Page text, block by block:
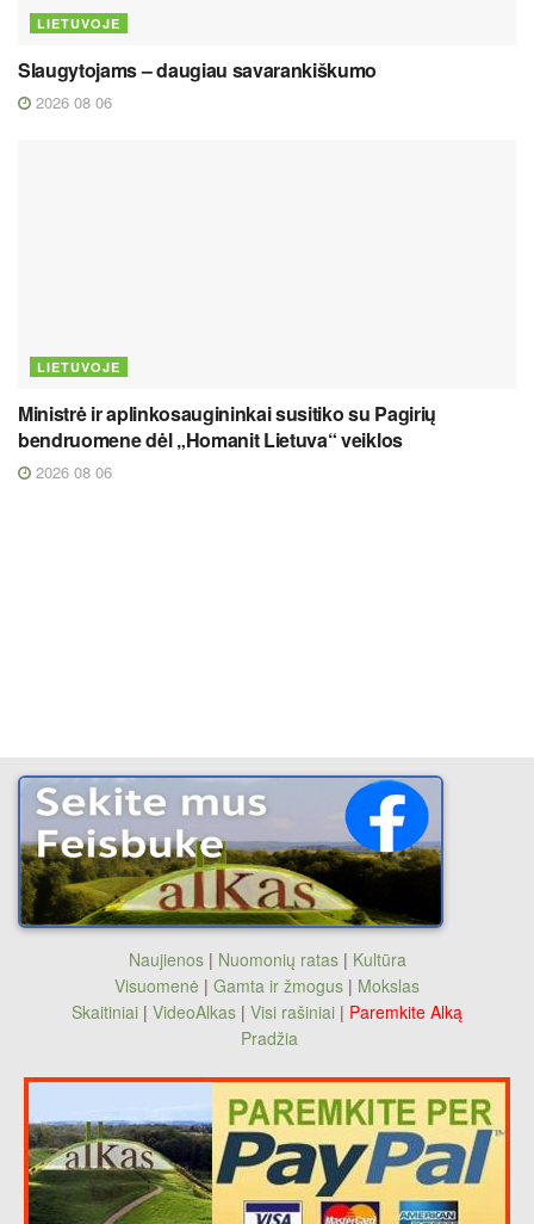
LIETUVOJE
Slaugytojams – daugiau savarankiškumo
2026 08 06
LIETUVOJE
Ministrė ir aplinkosaugininkai susitiko su Pagirių
bendruomene dėl „Homanit Lietuva“ veiklos
2026 08 06
Naujienos| Nuomonių ratas| Kultūra
Visuomenė | Gamta ir žmogus | Mokslas
Skaitiniai | VideoAlkas | Visi rašiniai | Paremkite Alką
Pradžia